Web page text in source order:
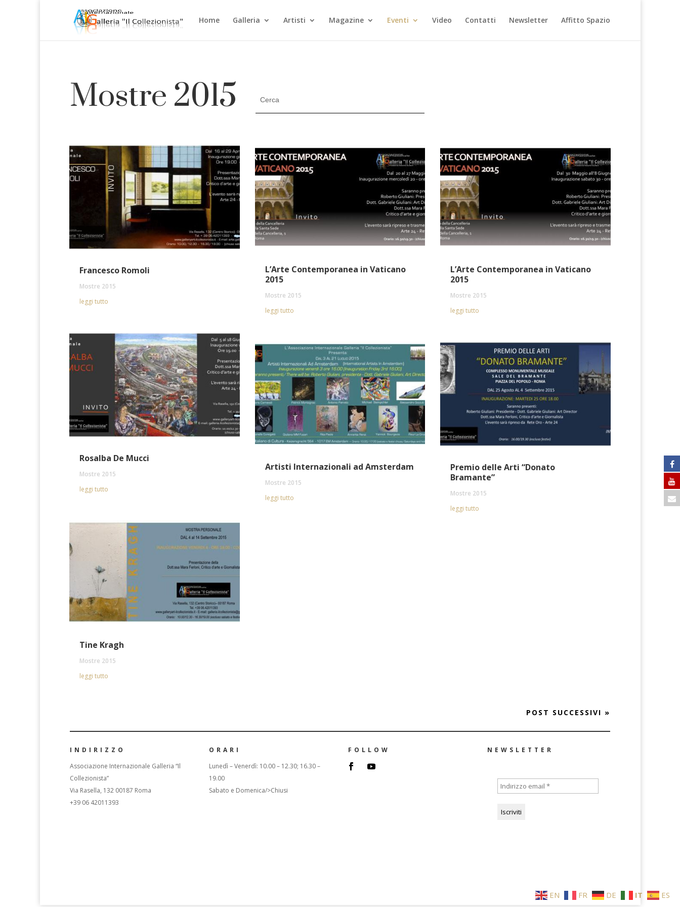
Home Galleria Artisti Magazine Eventi Video Contatti Newsletter Affitto Spazio
Mostre 2015
Francesco Romoli
Mostre 2015
leggi tutto
Rosalba De Mucci
Mostre 2015
leggi tutto
Tine Kragh
Mostre 2015
leggi tutto
L’Arte Contemporanea in Vaticano
2015
Mostre 2015
leggi tutto
Artisti Internazionali ad Amsterdam
Mostre 2015
leggi tutto
L’Arte Contemporanea in Vaticano
2015
Mostre 2015
leggi tutto
Premio delle Arti “Donato
Bramante”
Mostre 2015
leggi tutto
POST SUCCESSIVI »
INDIRIZZO
Associazione Internazionale Galleria “Il
Collezionista”
Via Rasella, 132 00187 Roma
+39 06 42011393
ORARI
Lunedì – Venerdì: 10.00 – 12.30; 16.30 –
19.00
Sabato e Domenica/>Chiusi
FOLLOW NEWSLETTER
EN FR DE IT ES